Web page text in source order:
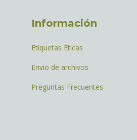
Información
Etiquetas Eticas
Envio de archivos
Preguntas Frecuentes